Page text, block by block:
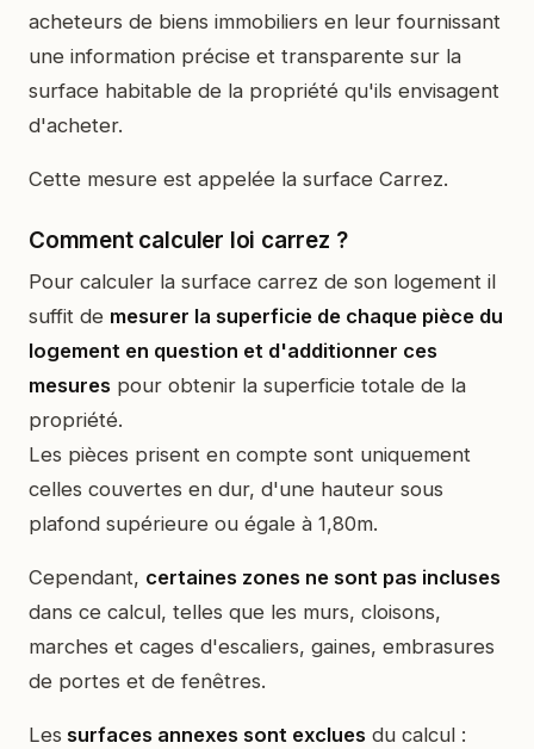
acheteurs de biens immobiliers en leur fournissant
une information précise et transparente sur la
surface habitable de la propriété qu'ils envisagent
d'acheter.
Cette mesure est appelée la surface Carrez.
Comment calculer loi carrez ?
Pour calculer la surface carrez de son logement il
suffit de mesurer la superficie de chaque pièce du
logement en question et d'additionner ces
mesures pour obtenir la superficie totale de la
propriété.
Les pièces prisent en compte sont uniquement
celles couvertes en dur, d'une hauteur sous
plafond supérieure ou égale à 1,80m.
Cependant, certaines zones ne sont pas incluses
dans ce calcul, telles que les murs, cloisons,
marches et cages d'escaliers, gaines, embrasures
de portes et de fenêtres.
Les surfaces annexes sont exclues du calcul :